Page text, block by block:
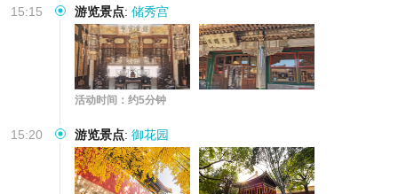
15:15 游览景点: 储秀宫
活动时间：约5分钟
15:20 游览景点: 御花园